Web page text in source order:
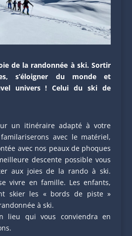
de la randonnée à ski. Sortir
s’éloigner du monde et
univers ! Celui du ski de
un itinéraire adapté à votre
avec le matériel,
avec nos peaux de phoques
descente possible vous
aux joies de la rando à ski.
vivre en famille. Les enfants,
skier les « bords de piste »
à ski.
lieu qui vous conviendra en